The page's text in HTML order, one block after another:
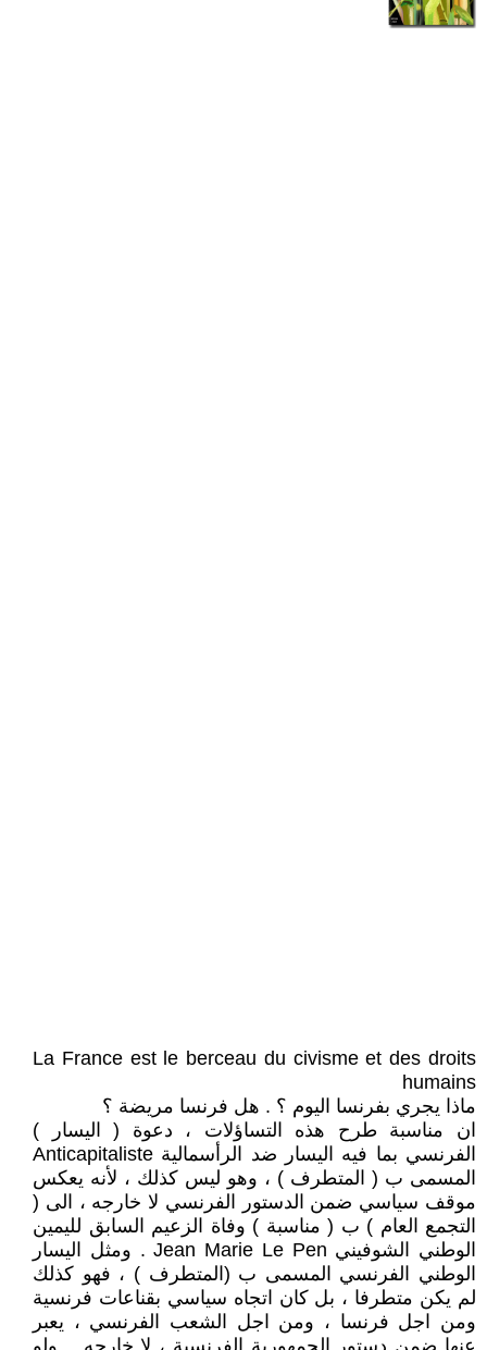
La France est le berceau du civisme et des droits
humains
ماذا يجري بفرنسا اليوم ؟ . هل فرنسا مريضة ؟
ان مناسبة طرح هذه التساؤلات ، دعوة ( اليسار )
الفرنسي بما فيه اليسار ضد الرأسمالية Anticapitaliste
المسمى ب ( المتطرف ) ، وهو ليس كذلك ، لأنه يعكس
موقف سياسي ضمن الدستور الفرنسي لا خارجه ، الى (
التجمع العام ) ب ( مناسبة ) وفاة الزعيم السابق لليمين
الوطني الشوفيني Jean Marie Le Pen . ومثل اليسار
الوطني الفرنسي المسمى ب (المتطرف ) ، فهو كذلك
لم يكن متطرفا ، بل كان اتجاه سياسي بقناعات فرنسية
ومن اجل فرنسا ، ومن اجل الشعب الفرنسي ، يعبر